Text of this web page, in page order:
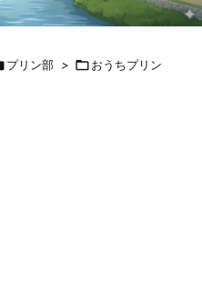

サイド
プリン部 > おうちプリン